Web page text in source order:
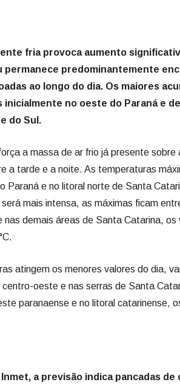
fria provoca aumento
permanece predominantemente
ao longo do dia. Os maiores
no oeste do Paraná e
do Sul.
a massa de ar frio já presente sobre
a tarde e a noite. As temperaturas
Paraná e no litoral norte de Santa
mais intensa, as máximas ficam
demais áreas de Santa Catarina, os
atingem os menores valores do dia,
centro-oeste e nas serras de Santa
paranaense e no litoral catarinense,
a previsão indica pancadas de